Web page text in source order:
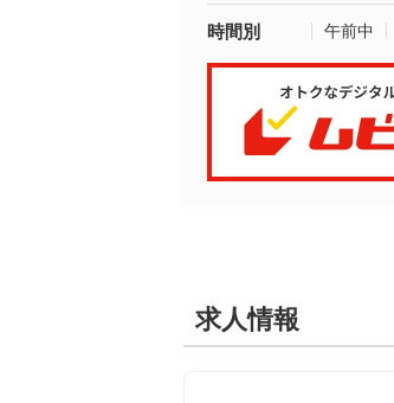
時間別 午前中
求人情報